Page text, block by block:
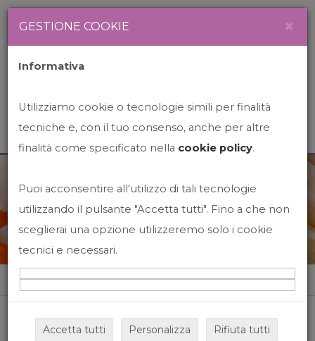
News&Events
Home News&events
GESTIONE COOKIE ×
Informativa
Utilizziamo cookie o tecnologie simili per finalità
tecniche e, con il tuo consenso, anche per altre
finalità come specificato nella cookie policy.
Puoi acconsentire all'utilizzo di tali tecnologie
utilizzando il pulsante "Accetta tutti". Fino a che non
sceglierai una opzione utilizzeremo solo i cookie
tecnici e necessari.
Accetta tutti Personalizza Rifiuta tutti